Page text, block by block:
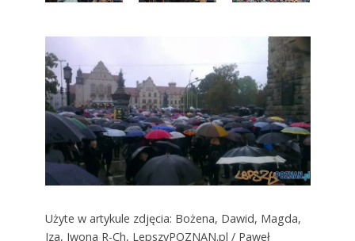
Użyte w artykule zdjęcia: Bożena, Dawid, Magda,
Iza, Iwona R-Ch, LepszyPOZNAN.pl / Paweł